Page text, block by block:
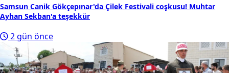
Samsun Canik Gökçepınar'da Çilek Festivali coşkusu! Muhtar
Ayhan Sekban'a teşekkür
2 gün önce